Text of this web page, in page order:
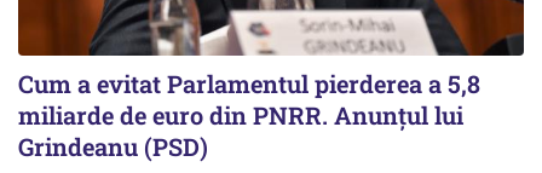
Cum a evitat Parlamentul pierderea a 5,8
miliarde de euro din PNRR. Anunțul lui
Grindeanu (PSD)